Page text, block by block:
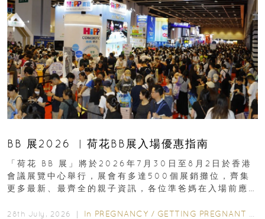
BB 展2026 ︳荷花BB展入場優惠指南
「荷花 BB 展」將於2026年7月30日至8月2日於香港
會議展覽中心舉行，展會有多達500個展銷攤位，齊集
更多最新、最齊全的親子資訊，各位準爸媽在入場前應
28th July, 2026 ｜ In PREGNANCY / GETTING PREGNANT